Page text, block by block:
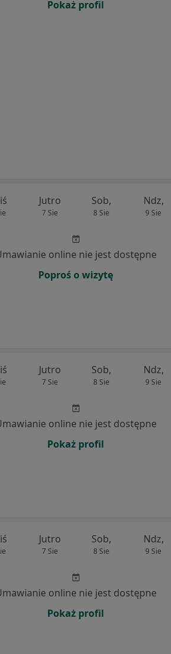
Pokaż profil
Jutro
7 Sie
Sob,
8 Sie
Ndz,
9 Sie
online nie jest dostępne
Poproś o wizytę
Jutro
7 Sie
Sob,
8 Sie
Ndz,
9 Sie
online nie jest dostępne
Pokaż profil
Jutro
7 Sie
Sob,
8 Sie
Ndz,
9 Sie
online nie jest dostępne
Pokaż profil